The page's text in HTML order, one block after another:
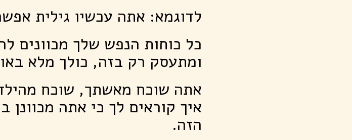
לדוגמא: אתה עכשיו גילית
כל כוחות הנפש שלך מכוונים
ומתעסק רק בזה, כולך מלא
אתה שוכח מאשתך, שוכח
איך קוראים לך כי אתה מכוונן
הזה.